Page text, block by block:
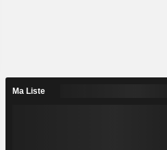
Ma Liste